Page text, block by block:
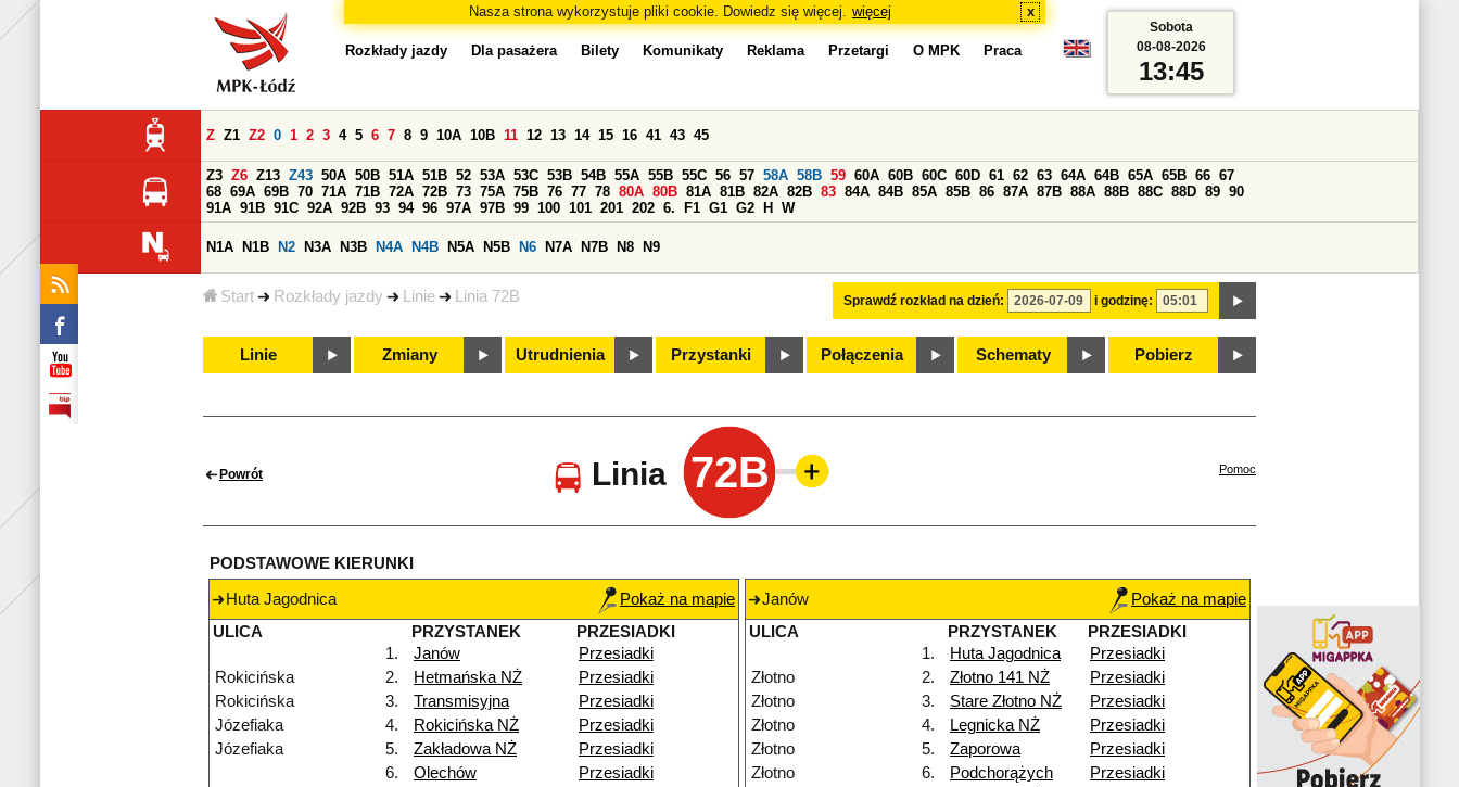
Nasza strona wykorzystuje pliki cookie. Dowiedz się więcej. więcej x
Start Rozkłady jazdy Linie Linia 72B
Rozkłady jazdy Dla pasażera Bilety Komunikaty Reklama Przetargi O MPK Praca
Sprawdź rozkład na dzień: i godzinę:
Z Z1 Z2 0 1 2 3 4 5 6 7 8 9 10A 10B 11 12 13 14 15 16 41 43 45
Z3 Z6 Z13 Z43 50A 50B 51A 51B 52 53A 53C 53B 54B 55A 55B 55C 56 57 58A 58B 59 60A 60B 60C 60D 61 62 63 64A 64B 65A 65B 66 67
68 69A 69B 70 71A 71B 72A 72B 73 75A 75B 76 77 78 80A 80B 81A 81B 82A 82B 83 84A 84B 85A 85B 86 87A 87B 88A 88B 88C 88D 89 90
91A 91B 91C 92A 92B 93 94 96 97A 97B 99 100 101 201 202 6. F1 G1 G2 H W
N1A N1B N2 N3A N3B N4A N4B N5A N5B N6 N7A N7B N8 N9
Linie Zmiany Utrudnienia Przystanki Połączenia Schematy Pobierz
Sobota
08-08-2026
13:45
Powrót Linia 72B Pomoc
PODSTAWOWE KIERUNKI
Huta Jagodnica
Pokaż na mapie
ULICA
PRZYSTANEK
PRZESIADKI
1.
Janów
Przesiadki
Rokicińska
2. Hetmańska NŻ
Przesiadki
Rokicińska
3. Transmisyjna
Przesiadki
Józefiaka
4. Rokicińska NŻ
Przesiadki
Józefiaka
5. Zakładowa NŻ
Przesiadki
6.
Olechów
Przesiadki
Janów
Pokaż na mapie
ULICA
PRZYSTANEK
PRZESIADKI
1.
Huta Jagodnica
Przesiadki
Złotno
2. Złotno 141 NŻ
Przesiadki
Złotno
3. Stare Złotno NŻ
Przesiadki
Złotno
4. Legnicka NŻ
Przesiadki
Złotno
5. Zaporowa
Przesiadki
Złotno
6. Podchorążych
Przesiadki